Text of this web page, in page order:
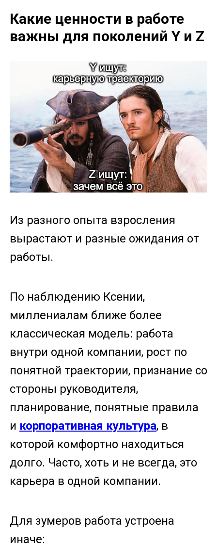
Какие ценности в работе
важны для поколений Y и Z
Из разного опыта взросления
вырастают и разные ожидания от
работы.
По наблюдению Ксении,
миллениалам ближе более
классическая модель: работа
внутри одной компании, рост по
понятной траектории, признание со
стороны руководителя,
планирование, понятные правила
и корпоративная культура, в
которой комфортно находиться
долго. Часто, хоть и не всегда, это
карьера в одной компании.
Для зумеров работа устроена
иначе: